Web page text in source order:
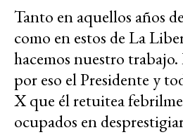
Tanto en aquellos años
como en estos de La
hacemos nuestro
por eso el Presidente y
X que él retuitea
ocupados en